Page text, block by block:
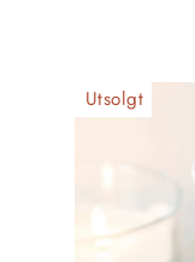
Utsolgt